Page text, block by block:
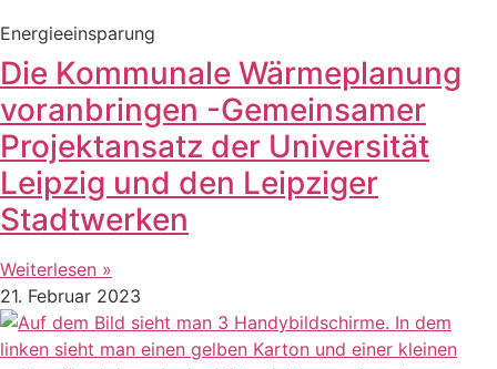
Energieeinsparung
Die Kommunale Wärmeplanung
voranbringen -Gemeinsamer
Projektansatz der Universität
Leipzig und den Leipziger
Stadtwerken
Weiterlesen »
21. Februar 2023